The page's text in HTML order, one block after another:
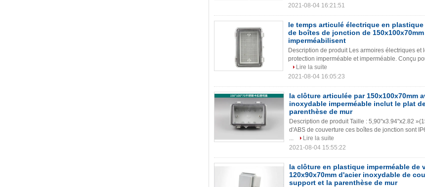
2021-08-04 16:21:51
le temps articulé électrique en
de boîtes de jonction de
imperméabilisent
Description de produit Les armoires électriques
protection imperméable et imperméable. Conçu
Lire la suite
2021-08-04 16:05:23
la clôture articulée par 150x100x70mm
inoxydable imperméable inclut le plat
parenthèse de mur
Description de produit Taille : 5,90"x3.94"x2.82
d'ABS de couverture ces boîtes de jonction sont
...
Lire la suite
2021-08-04 15:55:22
la clôture en plastique imperméable de
120x90x70mm d'acier inoxydable de
support et la parenthèse de mur